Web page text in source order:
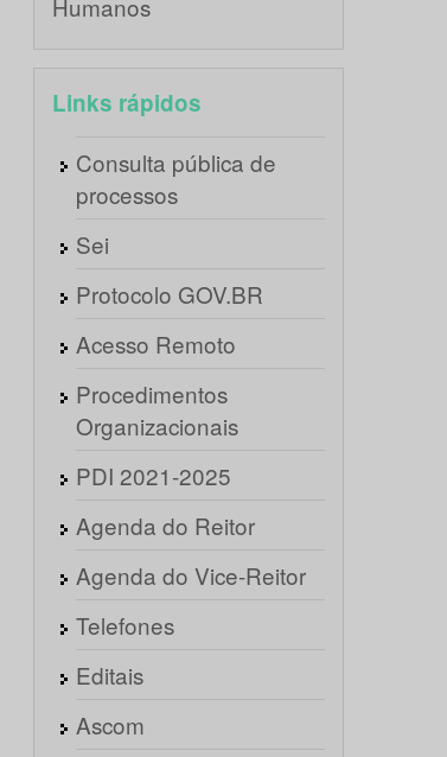
Humanos
Links rápidos
Consulta pública de
processos
Sei
Protocolo GOV.BR
Acesso Remoto
Procedimentos
Organizacionais
PDI 2021-2025
Agenda do Reitor
Agenda do Vice-Reitor
Telefones
Editais
Ascom